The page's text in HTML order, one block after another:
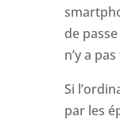
de
n’y a
Si
par les